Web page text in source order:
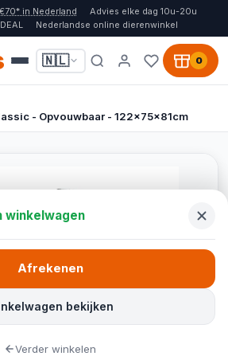
in Nederland
Advies elke dag 10u-20u
Nederlandse online dierenwinkel
🇳🇱 0
- Opvouwbaar - 122x75x81cm
winkelwagen
bekijken
Afrekenen
Verder winkelen